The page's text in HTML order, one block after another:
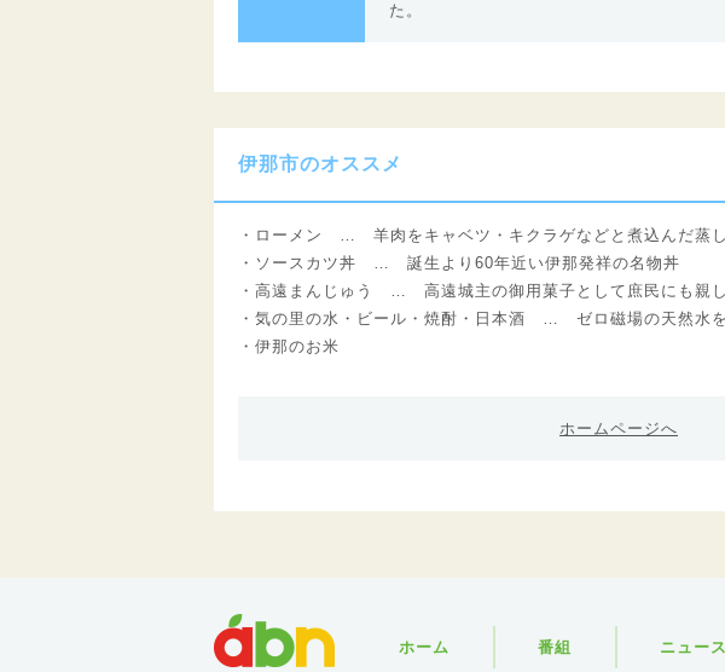
た。
伊那市のオススメ
・ローメン … 羊肉をキャベツ・キクラゲなどと煮込んだ蒸し
・ソースカツ丼 … 誕生より60年近い伊那発祥の名物丼
・高遠まんじゅう … 高遠城主の御用菓子として庶民にも親し
・気の里の水・ビール・焼酎・日本酒 … ゼロ磁場の天然水
・伊那のお米
ホームページへ
ホーム
番組 ニュース